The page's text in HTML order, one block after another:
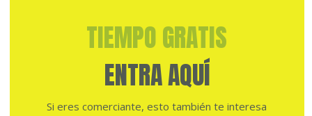
TIEMPO GRATIS
ENTRA AQUÍ
Si eres comerciante, esto también te interesa